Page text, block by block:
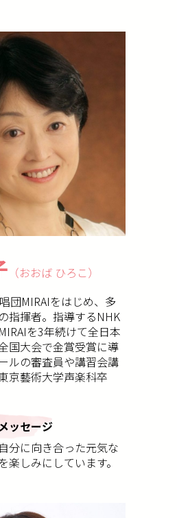
（おおば ひろこ）
団MIRAIをはじめ、多
指揮者。指導するNHK
を3年続けて全日本
国大会で金賞受賞に導
ルの審査員や講習会講
京藝術大学声楽科卒
ッセージ
分に向き合った元気な
楽しみにしています。